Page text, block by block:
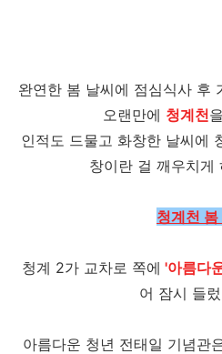
완연한 봄 날씨에 점심식사 후
오랜만에 청계천
인적도 드물고 화창한 날씨에
창이란 걸 깨우치게
청계천 봄
청계 2가 교차로 쪽에 '아름다
어 잠시 들
아름다운 청년 전태일 기념관